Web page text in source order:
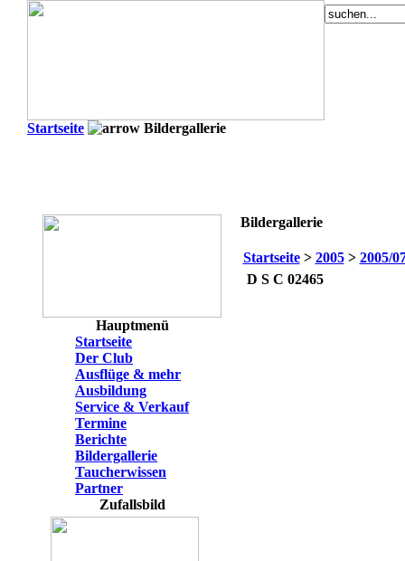
Startseite Bildergallerie
Hauptmenü
Startseite
Der Club
Ausflüge & mehr
Ausbildung
Service & Verkauf
Termine
Berichte
Bildergallerie
Taucherwissen
Partner
Zufallsbild
Bildergallerie
Startseite> 2005> 2005/
D S C 02465